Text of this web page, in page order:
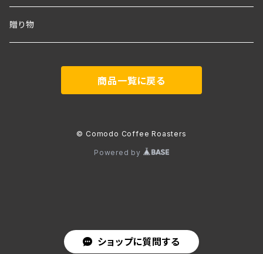
ショップに質問する
贈り物
商品一覧に戻る
© Comodo Coffee Roasters
Powered by